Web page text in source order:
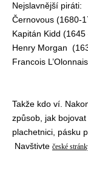
Nejslavnější piráti:
Černovous (1680-
Kapitán Kidd (1645
Henry Morgan
Francois
Takže kdo ví.
způsob, jak
plachetnici, pásku
Navštivte české